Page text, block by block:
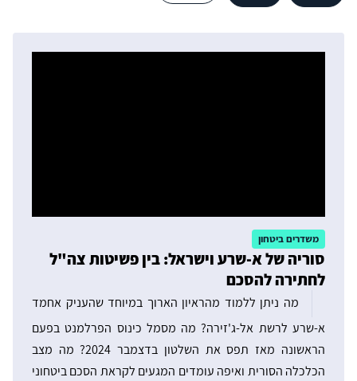
משדרים ביטחון
סוריה של א-שרע וישראל: בין פשיטות צה"ל
לחתירה להסכם
מה ניתן ללמוד מהראיון הארוך במיוחד שהעניק אחמד
א-שרע לרשת אל-ג'זירה? מה מסמל כינוס הפרלמנט בפעם
הראשונה מאז תפס את השלטון בדצמבר 2024? מה מצב
הכלכלה הסורית ואיפה עומדים המגעים לקראת הסכם ביטחוני